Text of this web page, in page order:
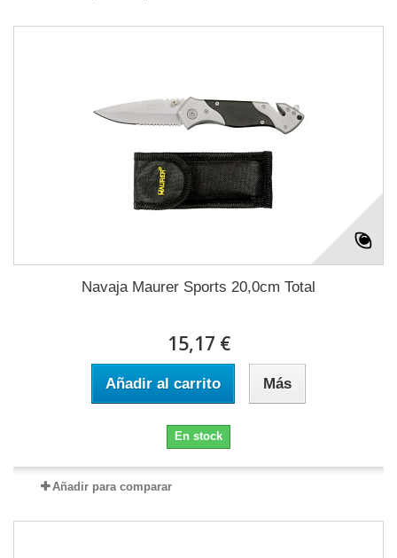
Navaja Maurer Sports 20,0cm Total
15,17 €
Añadir al carrito Más
En stock
Añadir para comparar